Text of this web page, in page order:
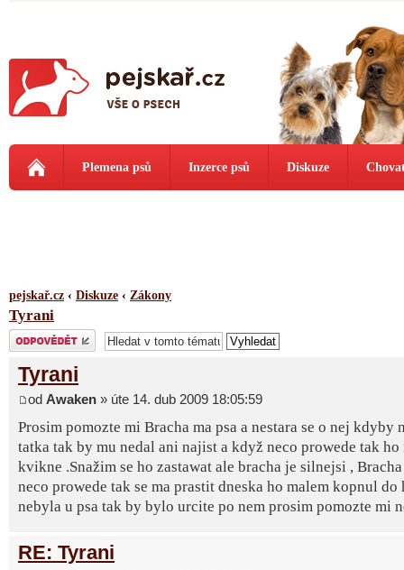
Plemena psů Inzerce psů Diskuze
pejskař.cz ‹ Diskuze ‹ Zákony
Tyrani
Odeslat odpověď
Tyrani
od Awaken » úte 14. dub 2009 18:05:59
Prosim pomozte mi Bracha ma psa a nestara se o nej kdyby
tatka tak by mu nedal ani najist a když neco prowede tak ho
kvikne .Snažim se ho zastawat ale bracha je silnejsi ,
neco prowede tak se ma prastit dneska ho malem kopnul
nebyla u psa tak by bylo urcite po nem prosim pomozte mi
RE: Tyrani